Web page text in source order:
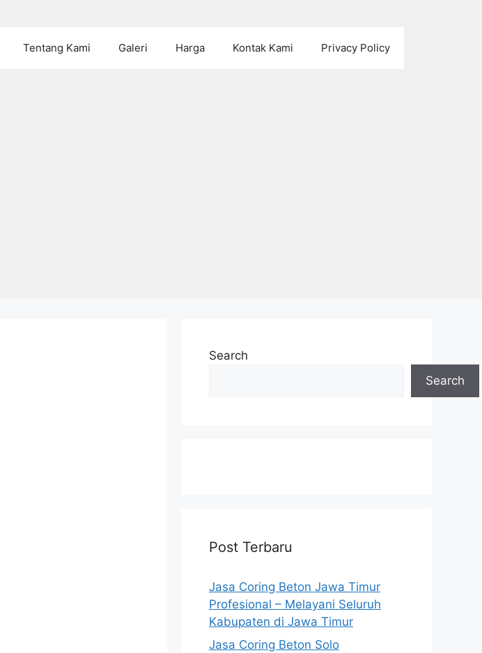
Tentang Kami Galeri Harga Kontak Kami Privacy Policy
Search
Search
Post Terbaru
Jasa Coring Beton Jawa Timur
Profesional – Melayani Seluruh
Kabupaten di Jawa Timur
Jasa Coring Beton Solo